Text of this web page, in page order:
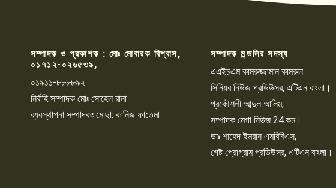
সম্পাদক ও প্রকাশক : মোঃ মোবারক বিশ্বাস,
০১৭১২-০২৬৫৩৯,
০১৯১১-৮৮৮৮৯২
নির্বাহি সম্পাদক মোঃ সোহেল রানা
ব্যবস্থাপনা সম্পাদকঃ মোছা: কানিজ ফাতেমা
সম্পাদক মন্ডলির সদস্য
এএইচএম কামরুজ্জামান কামরুল
সিনিয়র নিউজ প্রডিউসর, এটিএন বাংলা।
প্রকৌশলী আব্দুল আলিম,
সম্পাদক মেগা নিউজ.24.কম।
ডাঃ শাহেদ ইমরান এমবিবিএস,
গেষ্ট প্রোগ্রাম প্রডিউসর, এটিএন বাংলা।